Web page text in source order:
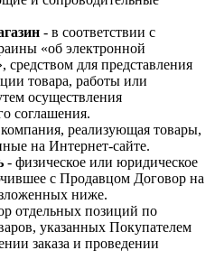
- в соответствии с
«об электронной
средством для представления
товара, работы или
осуществления
соглашения.
реализующая товары,
на Интернет-сайте.
- физическое или юридическое
с Продавцом Договор на
ниже.
отдельных позиций по
указанных Покупателем
заказа и проведении